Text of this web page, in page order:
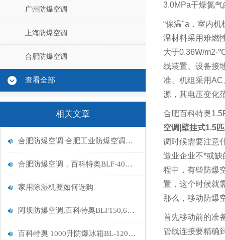
广州防爆空调
上海防爆空调
合肥防爆空调
查看全部
相关文章
合肥防爆空调 合肥工业防爆空调厂家
合肥防爆空调，百科特奥BLF-40，合肥防爆空调/全新风（16P）
家用除湿机要如何选购
阿坝防爆空调,百科特奥BLF150,60匹阿坝防爆空调
百科特奥 1000升防爆冰箱BL-1200 和常规冰箱有何不同
3.0MPa干燥氮气
“保温"a ．室内
温材料采用难燃
大于0.36W/
线装置、 设备接
准、 机组采用AC
源，其电压变化
合肥百科特奥
空调|壁挂式1.5
调时候需要注意
造业企业不*或
程中，有些防爆
置，这个时候就
那么，移动防爆
首先移动前的准
管线连接要精确